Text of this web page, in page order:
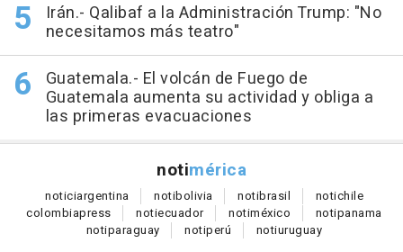
Irán.- Qalibaf a la Administración Trump: "No
necesitamos más teatro"
Guatemala.- El volcán de Fuego de
Guatemala aumenta su actividad y obliga a
las primeras evacuaciones
notimérica
noticiargentina notibolivia notibrasil notichile
colombiapress notiecuador notiméxico notipanama
notiparaguay notiperú notiuruguay